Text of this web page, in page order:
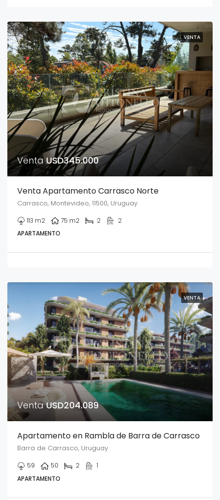
VENTA
VentaUSD345.000
Venta Apartamento Carrasco Norte
Carrasco, Montevideo, 11500, Uruguay
113 m2 75 m2 2
2
APARTAMENTO
VENTA
VentaUSD204.089
Apartamento en Rambla de Barra de Carrasco
Barra de Carrasco, Uruguay
59 50 2
1
APARTAMENTO